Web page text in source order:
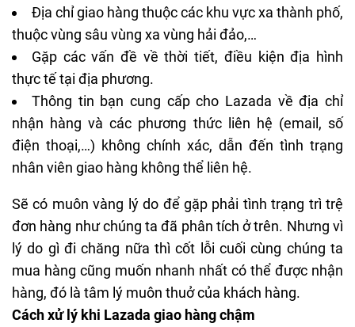
Địa chỉ giao hàng thuộc các khu vực xa thành phố,
thuộc vùng sâu vùng xa vùng hải đảo,…
Gặp các vấn đề về thời tiết, điều kiện địa hình
thực tế tại địa phương.
Thông tin bạn cung cấp cho Lazada về địa chỉ
nhận hàng và các phương thức liên hệ (email, số
điện thoại,…) không chính xác, dẫn đến tình trạng
nhân viên giao hàng không thể liên hệ.
Sẽ có muôn vàng lý do để gặp phải tình trạng trì trệ
đơn hàng như chúng ta đã phân tích ở trên. Nhưng vì
lý do gì đi chăng nữa thì cốt lỗi cuối cùng chúng ta
mua hàng cũng muốn nhanh nhất có thể được nhận
hàng, đó là tâm lý muôn thuở của khách hàng.
Cách xử lý khi Lazada giao hàng chậm